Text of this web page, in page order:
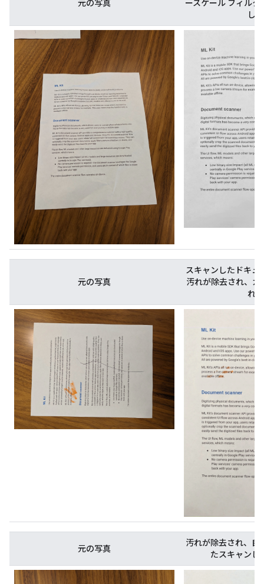
元の写真
ースケール フィル
し
元の写真
スキャンしたドキュ
汚れが除去され、カ
れ
元の写真
汚れが除去され、自
たスキャンし